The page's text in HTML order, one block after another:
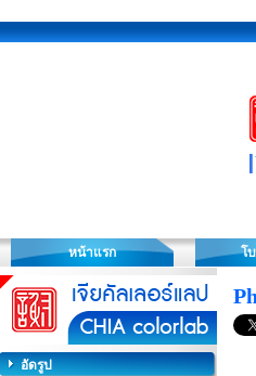
หน้าแรก โ
อัดรูป